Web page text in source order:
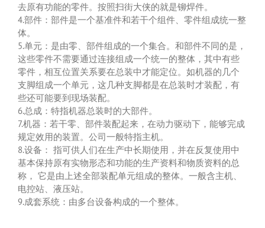
去原有功能的零件。按照扫街大侠的就是铆焊件。
4.部件：部件是一个基准件和若干个组件、零件组成统一整
体。
5.单元：是由零、部件组成的一个集合。和部件不同的是，
这些零件不需要通过连接组成一个统一的整体，其中有些
零件，相互位置关系要在总装中才能定位。如机器的几个
支脚组成一个单元，这几种支脚都是在总装时才装配，有
些还可能要到现场装配。
6.总成：特指机器总装时的大部件。
7.机器：若干零、部件装配起来，在动力驱动下，能够完成
规定效用的装置。公司一般特指主机。
8.设备： 指可供人们在生产中长期使用，并在反复使用中
基本保持原有实物形态和功能的生产资料和物质资料的总
称， 它是由上述全部装配单元组成的整体。一般含主机、
电控站、液压站。
9.成套系统：由多台设备构成的一个整体。